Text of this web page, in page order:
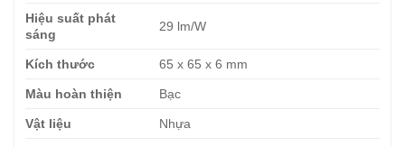
Hiệu suất phát
sáng
29 lm/W
Kích thước 65 x 65 x 6 mm
Màu hoàn thiện Bạc
Vật liệu Nhựa